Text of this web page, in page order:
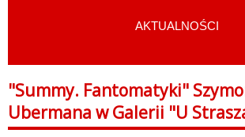
AKTUALNOŚCI
"Summy. Fantomatyki"
Ubermana w Galerii "U